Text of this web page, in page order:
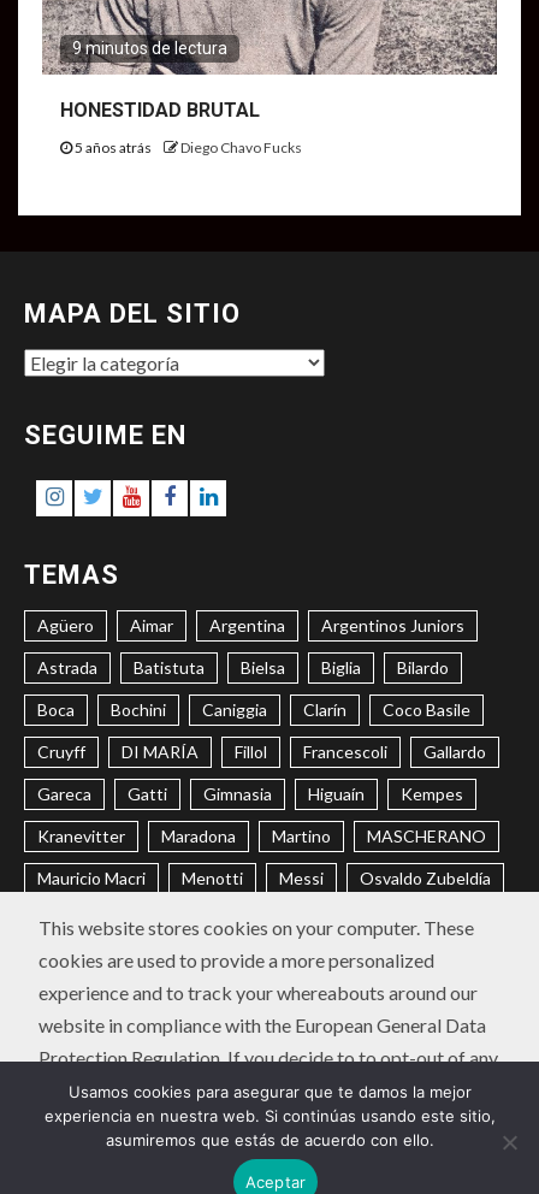
9 minutos de lectura
HONESTIDAD BRUTAL
5 años atrás Diego Chavo Fucks
MAPA DEL SITIO
MAPA
SITIO
SEGUIME EN
Instagram
Twitter
Youtube
Facebook
LinkedIn
TEMAS
Agüero Aimar Argentina Argentinos Juniors
Astrada Batistuta Bielsa Biglia Bilardo
Boca Bochini Caniggia Clarín Coco Basile
Cruyff DI MARÍA Fillol Francescoli Gallardo
Gareca Gatti Gimnasia Higuaín Kempes
Kranevitter Maradona Martino MASCHERANO
Mauricio Macri Menotti Messi Osvaldo Zubeldía
Passarella Pochettino Ramón Díaz
Riquelme River Russo Sabella Sampaoli
Selección Argentina Trobbiani Veira Vélez
CONTACTO POLÍTICA DE PRIVACIDAD
Instagram
Twitter
Youtube
Facebook
LinkedIn
Diego Chavo Fucks | Copyright © Todos los derechos
Usamos cookies para asegurar que te damos la mejor
experiencia en nuestra web. Si continúas usando este sitio,
asumiremos que estás de acuerdo con ello.
Aceptar
This website stores cookies on your computer. These
cookies are used to provide a more personalized
experience and to track your whereabouts around our
website in compliance with the European General Data
Protection Regulation. If you decide to to opt-out of any
future tracking, a cookie will be setup in your browser to
remember this choice for one year.